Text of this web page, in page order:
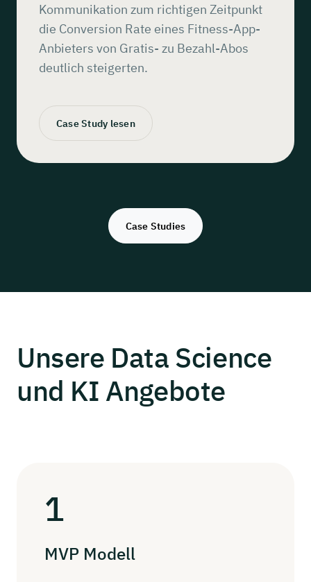
Kommunikation zum richtigen Zeitpunkt
die Conversion Rate eines Fitness-App-
Anbieters von Gratis- zu Bezahl-Abos
deutlich steigerten.
Case Study lesen
Case Studies
Unsere DataScience
und KI Angebote
1
MVP Modell